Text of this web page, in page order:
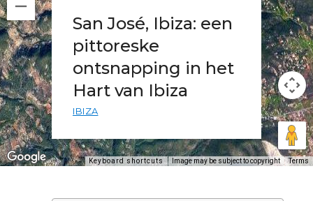
Keyboard shortcuts Image may be subject to copyright Terms
San José, Ibiza: een
pittoreske
ontsnapping in het
Hart van Ibiza
IBIZA